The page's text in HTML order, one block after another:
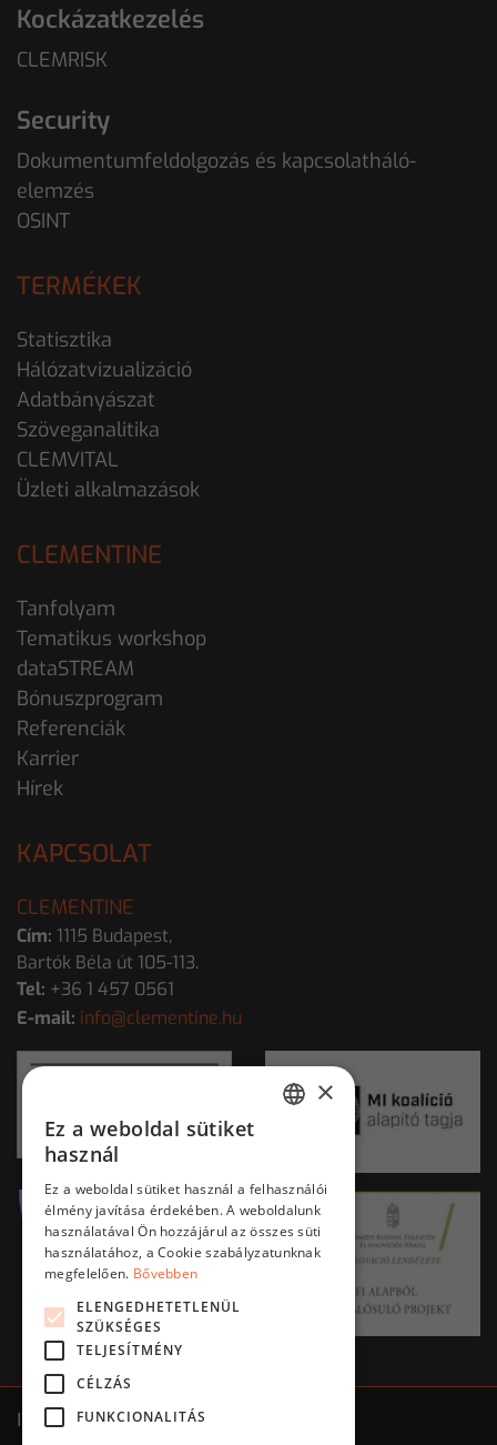
Kockázatkezelés
CLEMRISK
Security
Dokumentumfeldolgozás és kapcsolatháló-
elemzés
OSINT
TERMÉKEK
Statisztika
Hálózatvizualizáció
Adatbányászat
Szöveganalitika
CLEMVITAL
Üzleti alkalmazások
CLEMENTINE
Tanfolyam
Tematikus workshop
dataSTREAM
Bónuszprogram
Referenciák
Karrier
Hírek
KAPCSOLAT
CLEMENTINE
Cím: 1115 Budapest,
Bartók Béla út 105-113.
Tel: +36 1 457 0561
E-mail: info@clementine.hu
Impresszum ÁSZF
×
Ez a weboldal sütiket
használ
Ez a weboldal sütiket használ a felhasználói
élmény javítása érdekében. A weboldalunk
használatával Ön hozzájárul az összes süti
használatához, a Cookie szabályzatunknak
megfelelően. Bővebben
ELENGEDHETETLENÜL
SZÜKSÉGES
TELJESÍTMÉNY
CÉLZÁS
FUNKCIONALITÁS